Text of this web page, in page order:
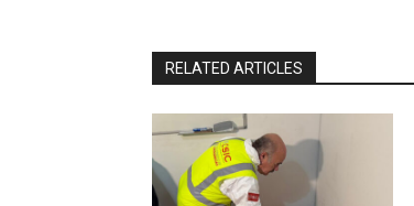
RELATED ARTICLES